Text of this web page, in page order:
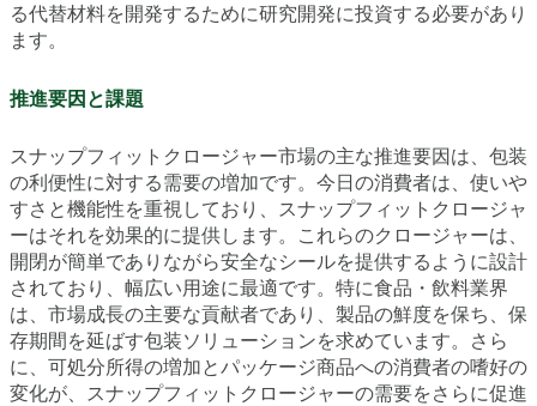
る代替材料を開発するために研究開発に投資する必要があり
ます。
推進要因と課題
スナップフィットクロージャー市場の主な推進要因は、包装
の利便性に対する需要の増加です。今日の消費者は、使いや
すさと機能性を重視しており、スナップフィットクロージャ
ーはそれを効果的に提供します。これらのクロージャーは、
開閉が簡単でありながら安全なシールを提供するように設計
されており、幅広い用途に最適です。特に食品・飲料業界
は、市場成長の主要な貢献者であり、製品の鮮度を保ち、保
存期間を延ばす包装ソリューションを求めています。さら
に、可処分所得の増加とパッケージ商品への消費者の嗜好の
変化が、スナップフィットクロージャーの需要をさらに促進